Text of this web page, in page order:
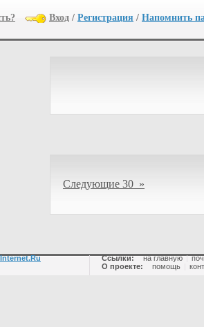
Вход / Регистрация / Напомнить
Следующие 30 »
Ссылки: на главную |
О проекте:
помощь